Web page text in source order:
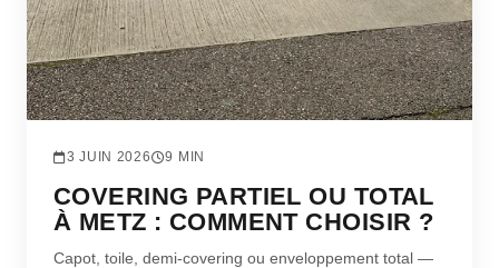
3 JUIN 2026 9 MIN
COVERING PARTIEL OU TOTAL
À METZ : COMMENT CHOISIR ?
Capot, toile, demi-covering ou enveloppement total —